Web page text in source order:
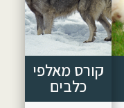
קורס מאלפי
כלבים